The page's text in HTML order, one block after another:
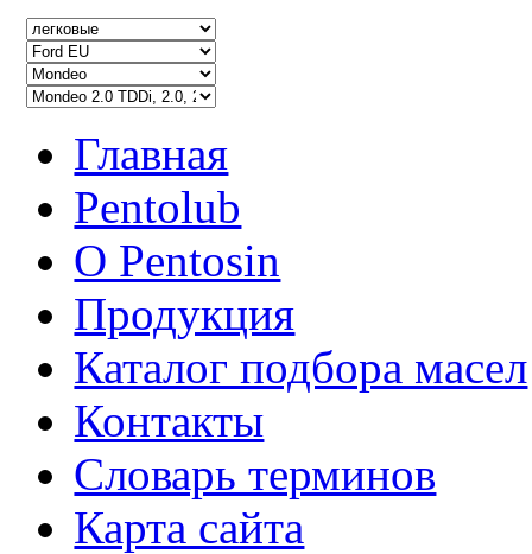
Главная
Pentolub
О Pentosin
Продукция
Каталог подбора масел
Контакты
Словарь терминов
Карта сайта